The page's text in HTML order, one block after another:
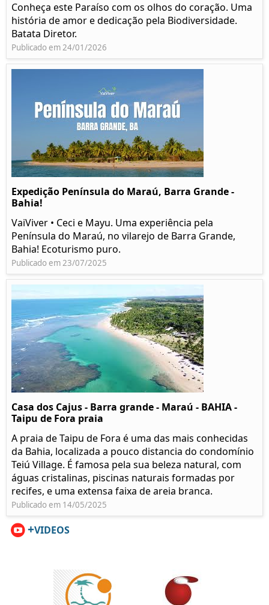
Conheça este Paraíso com os olhos do coração. Uma
história de amor e dedicação pela Biodiversidade.
Batata Diretor.
Publicado em 24/01/2026
Expedição Península do Maraú, Barra Grande -
Bahia!
VaiViver • Ceci e Mayu. Uma experiência pela
Península do Maraú, no vilarejo de Barra Grande,
Bahia! Ecoturismo puro.
Publicado em 23/07/2025
Casa dos Cajus - Barra grande - Maraú - BAHIA -
Taipu de Fora praia
A praia de Taipu de Fora é uma das mais conhecidas
da Bahia, localizada a pouco distancia do condomínio
Teiú Village. É famosa pela sua beleza natural, com
águas cristalinas, piscinas naturais formadas por
recifes, e uma extensa faixa de areia branca.
Publicado em 14/05/2025
+VIDEOS